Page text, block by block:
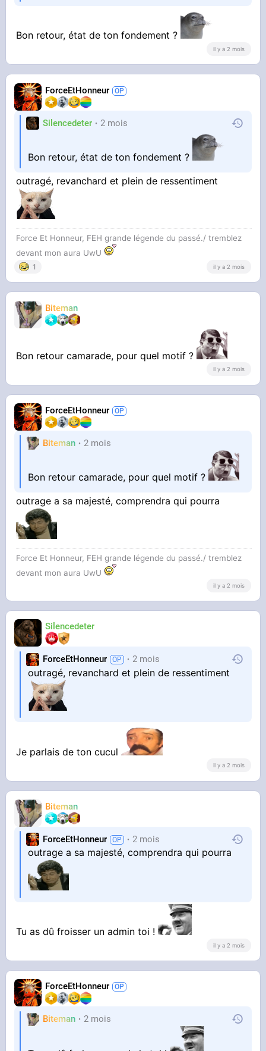
Bon retour, état de ton fondement ?
il y a 2 mois
ForceEtHonneur
Silencedeter 2 mois
Bon retour, état de ton fondement ?
outragé, revanchard et plein de ressentiment
Force Et Honneur, FEH grande légende du passé./ tremblez
devant mon aura UwU
1 il y a 2 mois
Biteman
Bon retour camarade, pour quel motif ?
il y a 2 mois
ForceEtHonneur
Biteman 2 mois
Bon retour camarade, pour quel motif ?
outrage a sa majesté, comprendra qui pourra
Force Et Honneur, FEH grande légende du passé./ tremblez
devant mon aura UwU
il y a 2 mois
Silencedeter
ForceEtHonneur 2 mois
outragé, revanchard et plein de ressentiment
Je parlais de ton cucul
il y a 2 mois
Biteman
ForceEtHonneur 2 mois
outrage a sa majesté, comprendra qui pourra
Tu as dû froisser un admin toi !
il y a 2 mois
ForceEtHonneur
Biteman 2 mois